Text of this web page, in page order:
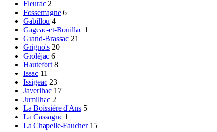
Fleurac 2
Fossemagne 6
Gabillou 4
Gageac-et-Rouillac 1
Grand-Brassac 21
Grignols 20
Groléjac 6
Hautefort 8
Issac 11
Issigeac 23
Javerlhac 17
Jumilhac 2
La Boissière d'Ans 5
La Cassagne 1
La Chapelle-Faucher 15